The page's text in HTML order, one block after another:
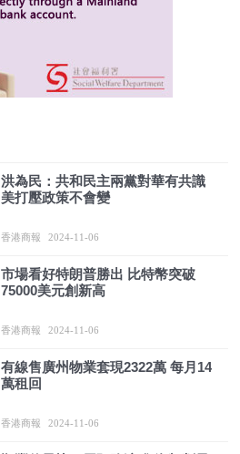
洪為民：共和民主兩黨對華有共識
美打壓政策不會變
香港商報 2024-11-06
市場看好特朗普勝出 比特幣突破
75000美元創新高
香港商報 2024-11-06
有線售廣州物業套現2322萬 每月14
萬租回
香港商報 2024-11-06